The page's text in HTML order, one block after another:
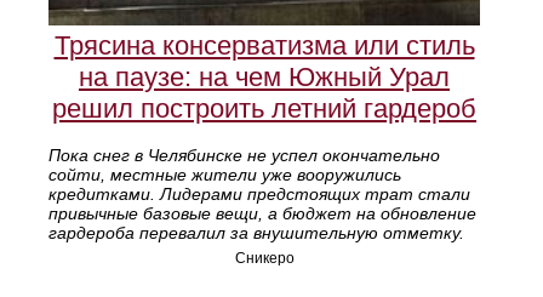
Трясина консерватизма или стиль
на паузе: на чем Южный Урал
решил построить летний гардероб
Пока снег в Челябинске не успел окончательно
сойти, местные жители уже вооружились
кредитками. Лидерами предстоящих трат стали
привычные базовые вещи, а бюджет на обновление
гардероба перевалил за внушительную отметку.
Сникеро